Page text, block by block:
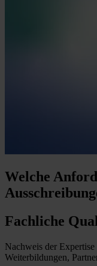
Welche
Fachliche
Nachweis der
Weiterbildungen,